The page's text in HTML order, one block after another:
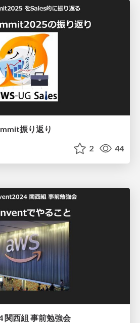
振り返り
2 44
関西組 事前勉強会